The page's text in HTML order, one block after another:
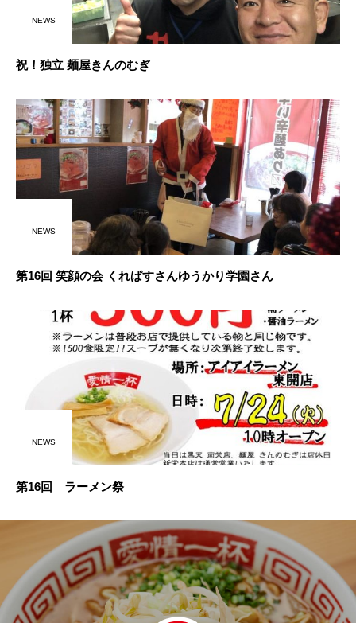
NEWS
祝！独立 麺屋きんのむぎ
NEWS
第16回 笑顔の会 くれぱすさんゆうかり学園さん
NEWS
第16回 ラーメン祭